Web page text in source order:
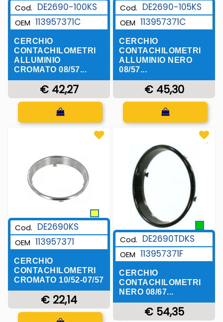
Cod. DE2690-100KS
OEM 113957371C
CERCHIO
CONTACHILOMETRI
ALLUMINIO
CROMATO 08/57...
€ 42,27
Quantità
Cod. DE2690-105KS
OEM 113957371C
CERCHIO
CONTACHILOMETRI
ALLUMINIO NERO
08/57...
€ 45,30
Quantità
Cod. DE2690KS
OEM 113957371
CERCHIO
CONTACHILOMETRI
CROMATO 10/52-07/57
€ 22,14
Quantità
Cod. DE2690TDKS
OEM 113957371F
CERCHIO
CONTACHILOMETRI
NERO 08/67...
€ 54,35